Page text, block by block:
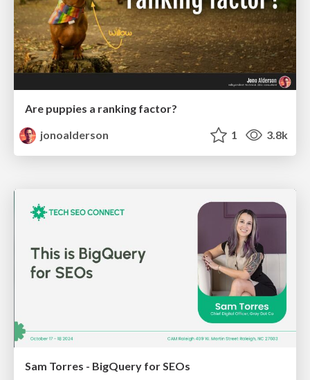
Are puppies a ranking factor?
jonoalderson
1 3.8k
Sam Torres - BigQuery for SEOs